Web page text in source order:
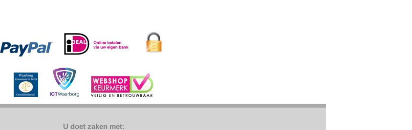
U doet zaken met: